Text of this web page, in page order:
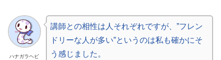
ハナガラヘビ
講師との相性は人それぞれですが、”フレン
ドリーな人が多い”というのは私も確かにそ
う感じました。